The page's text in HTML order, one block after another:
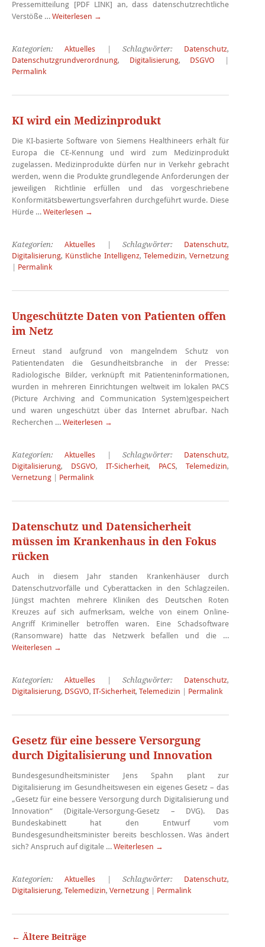
Pressemitteilung [PDF LINK] an, dass datenschutzrechtliche
Verstöße … Weiterlesen →
Kategorien:Aktuelles | Schlagwörter: Datenschutz,
Datenschutzgrundverordnung, Digitalisierung, DSGVO |
Permalink
KI wird ein Medizinprodukt
Die KI-basierte Software von Siemens Healthineers erhält für
Europa die CE-Kennung und wird zum Medizinprodukt
zugelassen. Medizinprodukte dürfen nur in Verkehr gebracht
werden, wenn die Produkte grundlegende Anforderungen der
jeweiligen Richtlinie erfüllen und das vorgeschriebene
Konformitätsbewertungsverfahren durchgeführt wurde. Diese
Hürde … Weiterlesen →
Kategorien:Aktuelles | Schlagwörter: Datenschutz,
Digitalisierung, Künstliche Intelligenz, Telemedizin,Vernetzung
| Permalink
Ungeschützte Daten von Patienten offen
im Netz
Erneut stand aufgrund von mangelndem Schutz von
Patientendaten die Gesundheitsbranche in der Presse:
Radiologische Bilder, verknüpft mit Patienteninformationen,
wurden in mehreren Einrichtungen weltweit im lokalen PACS
(Picture Archiving and Communication System)gespeichert
und waren ungeschützt über das Internet abrufbar. Nach
Recherchen … Weiterlesen →
Kategorien:Aktuelles | Schlagwörter: Datenschutz,
Digitalisierung, DSGVO,IT-Sicherheit, PACS,Telemedizin,
Vernetzung | Permalink
Datenschutz und Datensicherheit
müssen im Krankenhaus in den Fokus
rücken
Auch in diesem Jahr standen Krankenhäuser durch
Datenschutzvorfälle und Cyberattacken in den Schlagzeilen.
Jüngst machten mehrere Kliniken des Deutschen Roten
Kreuzes auf sich aufmerksam, welche von einem Online-
Angriff Krimineller betroffen waren. Eine Schadsoftware
(Ransomware) hatte das Netzwerk befallen und die …
Weiterlesen →
Kategorien:Aktuelles | Schlagwörter: Datenschutz,
Digitalisierung, DSGVO, IT-Sicherheit, Telemedizin | Permalink
Gesetz für eine bessere Versorgung
durch Digitalisierung und Innovation
Bundesgesundheitsminister Jens Spahn plant zur
Digitalisierung im Gesundheitswesen ein eigenes Gesetz – das
„Gesetz für eine bessere Versorgung durch Digitalisierung und
Innovation“ (Digitale-Versorgung-Gesetz – DVG). Das
Bundeskabinett hat den Entwurf vom
Bundesgesundheitsminister bereits beschlossen. Was ändert
sich? Anspruch auf digitale … Weiterlesen →
Kategorien:Aktuelles | Schlagwörter: Datenschutz,
Digitalisierung, Telemedizin, Vernetzung | Permalink
← Ältere Beiträge